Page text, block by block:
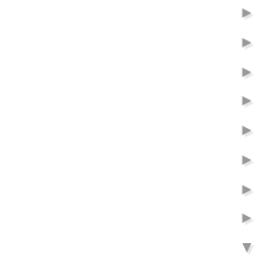
►
►
►
►
►
►
►
►
▼